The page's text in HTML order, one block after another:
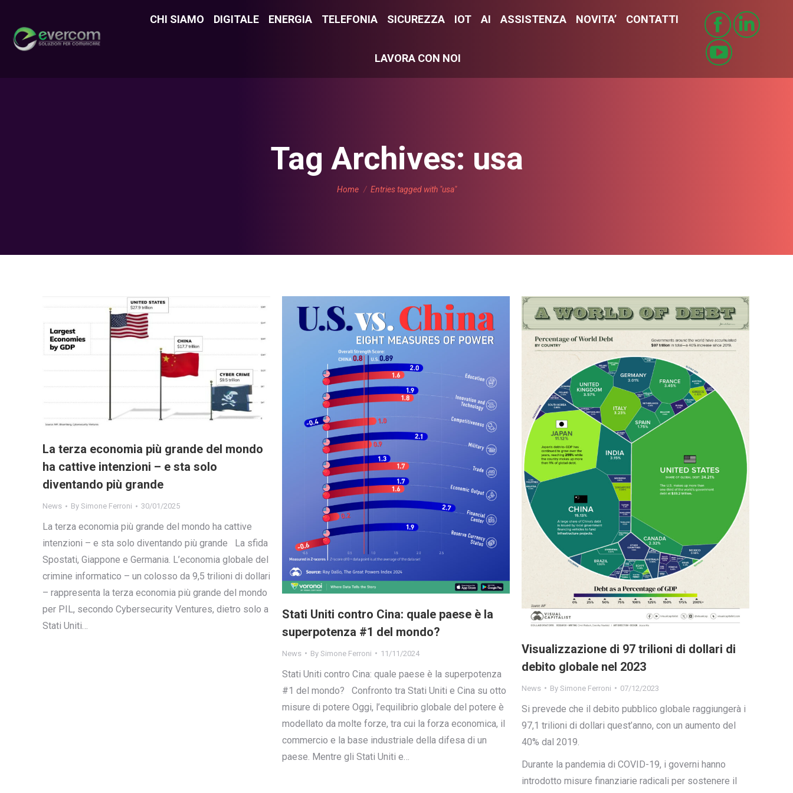
CHI SIAMO DIGITALE ENERGIA TELEFONIA SICUREZZA IOT AI ASSISTENZA NOVITA’ CONTATTI
LAVORA CON NOI
Tag Archives: usa
You are here:
Home Entries tagged with "usa"
La terza economia più grande del mondo
ha cattive intenzioni – e sta solo
diventando più grande
News By Simone Ferroni 30/01/2025
La terza economia più grande del mondo ha cattive
intenzioni – e sta solo diventando più grande La sfida
Spostati, Giappone e Germania. L’economia globale del
crimine informatico – un colosso da 9,5 trilioni di dollari
– rappresenta la terza economia più grande del mondo
per PIL, secondo Cybersecurity Ventures, dietro solo a
Stati Uniti…
Stati Uniti contro Cina: quale paese è la
superpotenza #1 del mondo?
News By Simone Ferroni 11/11/2024
Stati Uniti contro Cina: quale paese è la superpotenza
#1 del mondo? Confronto tra Stati Uniti e Cina su otto
misure di potere Oggi, l’equilibrio globale del potere è
modellato da molte forze, tra cui la forza economica, il
commercio e la base industriale della difesa di un
paese. Mentre gli Stati Uniti e…
Visualizzazione di 97 trilioni di dollari di
debito globale nel 2023
News By Simone Ferroni 07/12/2023
Si prevede che il debito pubblico globale raggiungerà i
97,1 trilioni di dollari quest’anno, con un aumento del
40% dal 2019.
Durante la pandemia di COVID-19, i governi hanno
introdotto misure finanziarie radicali per sostenere il
CHI SIAMO DIGITALE ENERGIA TELEFONIA SICUREZZA IOT AI ASSISTENZA NOVITA’ CONTATTI
LAVORA CON NOI